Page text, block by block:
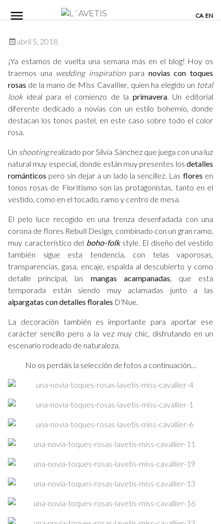
CA EN
abril 5, 2018
¡Ya estamos de vuelta una semana más en el blog! Hoy os
traemos una wedding inspirationpara novias con toques
rosas de la mano de Miss Cavallier, quien ha elegido un total
lookideal para el comienzo de la primavera. Un editorial
diferente dedicado a novias con un estilo bohemio, donde
destacan los tonos pastel, en este caso sobre todo el color
rosa.
Un shootingrealizado por Silvia Sánchez que juega con una luz
natural muy especial, donde están muy presentes los detalles
románticos pero sin dejar a un lado la sencillez. Las flores en
tonos rosas de Floritismo son las protagonistas, tanto en el
vestido, como en el tocado, ramo y centro de mesa.
El pelo luce recogido en una trenza desenfadada con una
corona de flores Rebull Design, combinado con un gran ramo,
muy característico del boho-folkstyle. El diseño del vestido
también sigue esta tendencia, con telas vaporosas,
transparencias, gasa, encaje, espalda al descubierto y como
detalle principal, las mangas acampanadas, que esta
temporada están siendo muy aclamadas junto a las
alpargatas con detalles florales D’Nue.
La decoración también es importante para aportar ese
carácter sencillo pero a la vez muy chic, disfrutando en un
escenario rodeado de naturaleza.
No os perdáis la selección de fotos a continuación…